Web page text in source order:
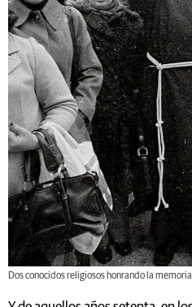
Dos conocidos religiosos honrando la